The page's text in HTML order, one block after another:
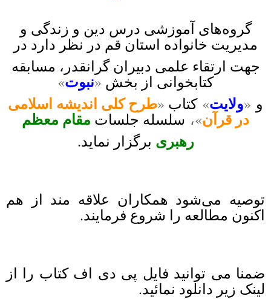
گروه‌های آموزشی درس دین و زندگی و
مدیریت خانواده استان قم در نظر دارد در
جهت ارتقاء علمی دبیران گرانقدر، مسابقه
کتابخوانی از بخش «نبوت»
و «ولایت»کتاب «طرح کلی اندیشه اسلامی
در قرآن»، سلسله جلسات مقام معظم
رهبری برگزار نماید.
توصیه می‌شود همکاران علاقه مند از هم
اکنون مطالعه را شروع فرمایند.
ضمنا می توانید فایل پی دی اف کتاب را از
لینک زیر دانلود نمائید.